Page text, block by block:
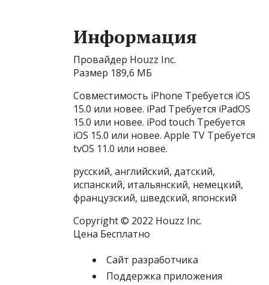
Информация
Провайдер Houzz Inc.
Размер 189,6 МБ
Совместимость iPhone Требуется iOS
15.0 или новее. iPad Требуется iPadOS
15.0 или новее. iPod touch Требуется
iOS 15.0 или новее. Apple TV Требуется
tvOS 11.0 или новее.
русский, английский, датский,
испанский, итальянский, немецкий,
французский, шведский, японский
Copyright © 2022 Houzz Inc.
Цена Бесплатно
Сайт разработчика
Поддержка приложения